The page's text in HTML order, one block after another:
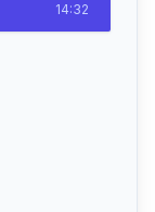
14:32